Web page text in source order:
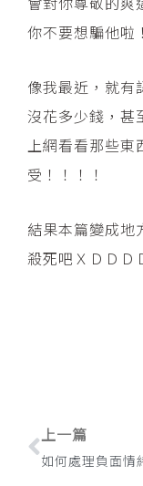
你不要想騙他啦
像我最近，就有
沒花多少錢，甚
上網看看那些東
受！！！！
結果本篇變成地
殺死吧ＸＤＤＤ
上一頁
上一篇
如何處理負面情